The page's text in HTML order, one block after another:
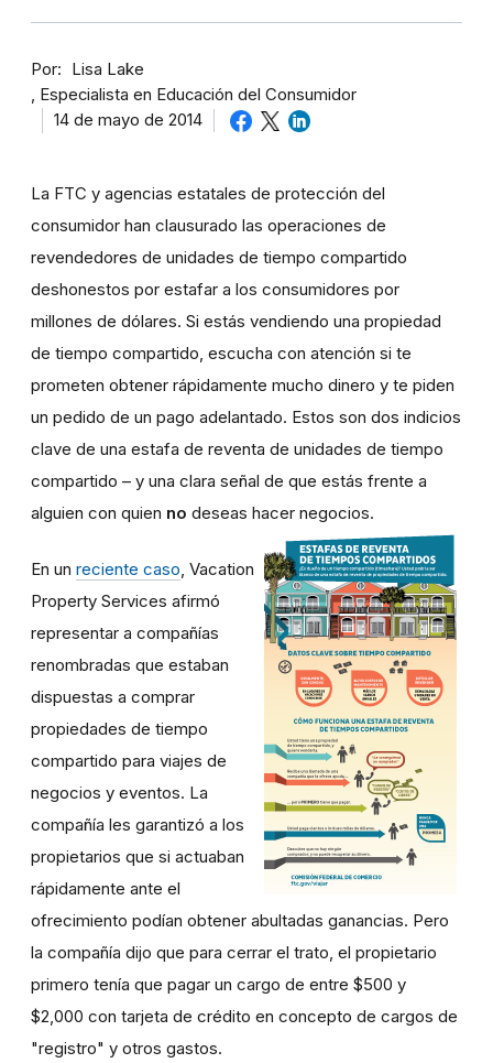
Por
Lisa Lake
Especialista en Educación del Consumidor
14 de mayo de 2014
La FTC y agencias estatales de protección del
consumidor han clausurado las operaciones de
revendedores de unidades de tiempo compartido
deshonestos por estafar a los consumidores por
millones de dólares. Si estás vendiendo una propiedad
de tiempo compartido, escucha con atención si te
prometen obtener rápidamente mucho dinero y te piden
un pedido de un pago adelantado. Estos son dos indicios
clave de una estafa de reventa de unidades de tiempo
compartido – y una clara señal de que estás frente a
alguien con quien no deseas hacer negocios.
En un reciente caso, Vacation
Property Services afirmó
representar a compañías
renombradas que estaban
dispuestas a comprar
propiedades de tiempo
compartido para viajes de
negocios y eventos. La
compañía les garantizó a los
propietarios que si actuaban
rápidamente ante el
ofrecimiento podían obtener abultadas ganancias. Pero
la compañía dijo que para cerrar el trato, el propietario
primero tenía que pagar un cargo de entre $500 y
$2,000 con tarjeta de crédito en concepto de cargos de
"registro" y otros gastos.